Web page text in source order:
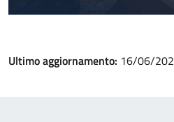
Ultimo aggiornamento: 16/06/